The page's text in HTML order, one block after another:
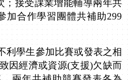
；接受課業增能輔導兩年共
加合作學習團體共補助299
利學生參加比賽或發表之相
因經濟或資源(支援)欠缺而